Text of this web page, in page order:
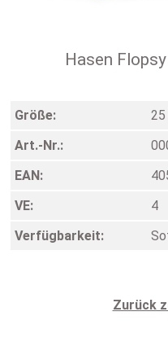
Hasen
Größe:
Art.-Nr.:
EAN:
VE:
4
Verfügbarkeit:
Zurück